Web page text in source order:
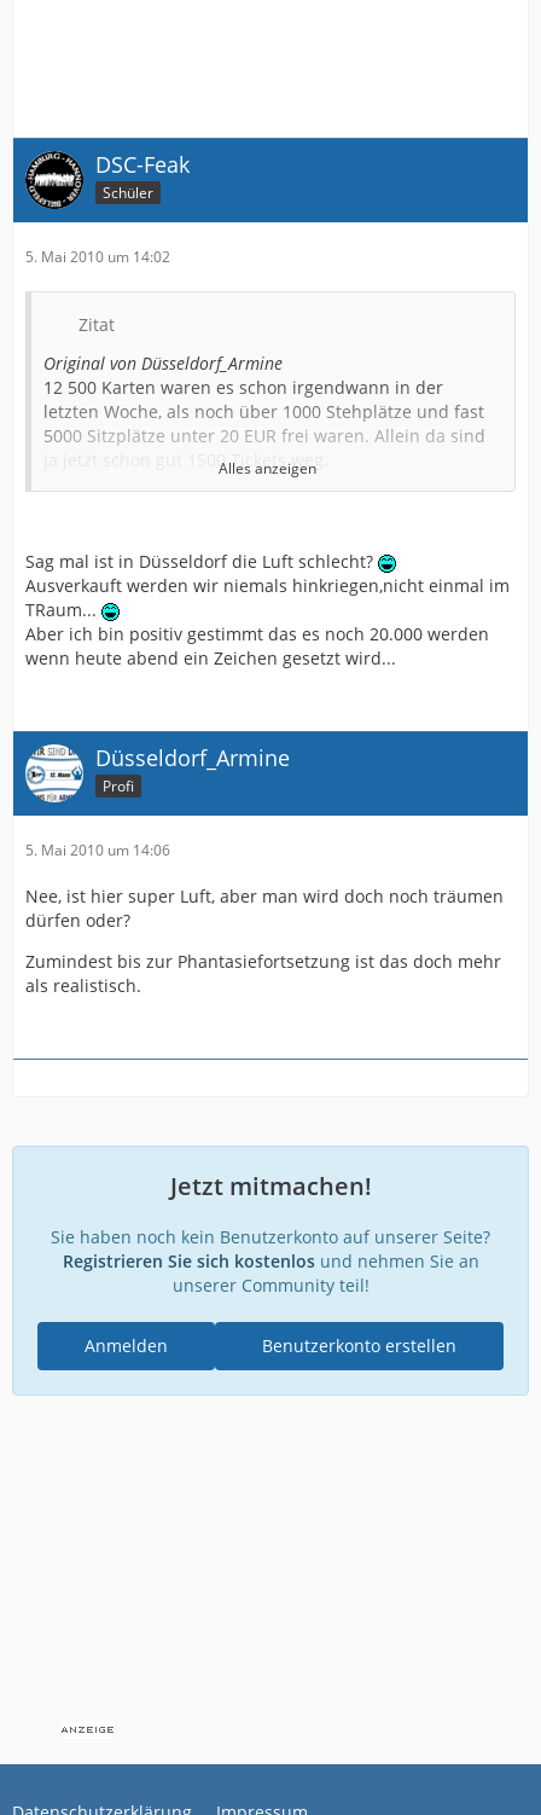
DSC-Feak
Schüler
5. Mai 2010 um 14:02
Zitat
Original von Düsseldorf_Armine
12 500 Karten waren es schon irgendwann in der
letzten Woche, als noch über 1000 Stehplätze und fast
5000 Sitzplätze unter 20 EUR frei waren. Allein da sind
ja jetzt schon gut 1500 Tickets weg.
nachhorchen. Eine aktuelle Zahl wäre da auf jeden Fall
mal interessant.
Sicher scheint auf jeden Fall, dass es noch in jeder
Kategorie Karten gibt und das muss sich dringend
"Ich möchte gerne einmal Süd"
"Tut mir leid, die Süd ist ausverkauft"
"Gut, dann eben, Block J"
"Ach wissen Sie was, dann geben Sie mir die Ost, die
Sie mir gleich 5 Tickets, denn da nehme ich meine
Familie mit, auf der Süd geht das ja nicht"
(Phantasiefortsetzung des Dialogs)
Alles anzeigen
Sag mal ist in Düsseldorf die Luft schlecht?
Ausverkauft werden wir niemals hinkriegen,nicht einmal im
TRaum...
Aber ich bin positiv gestimmt das es noch 20.000 werden
wenn heute abend ein Zeichen gesetzt wird...
Düsseldorf_Armine
Profi
5. Mai 2010 um 14:06
Nee, ist hier super Luft, aber man wird doch noch träumen
dürfen oder?
Zumindest bis zur Phantasiefortsetzung ist das doch mehr
als realistisch.
Jetzt mitmachen!
Sie haben noch kein Benutzerkonto auf unserer Seite?
Registrieren Sie sich kostenlosund nehmen Sie an
unserer Community teil!
Benutzerkonto erstellen
Anmelden